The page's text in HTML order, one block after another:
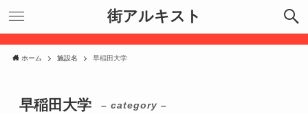
街アルキスト
ホーム 施設名 早稲田大学
早稲田大学 – category –